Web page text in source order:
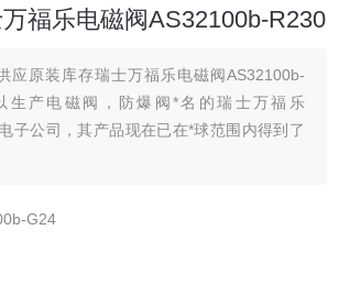
福乐电磁阀AS32100b-R230
应原装库存瑞士万福乐电磁阀AS32100b-
生产电磁阀，防爆阀*名的瑞士万福乐
子公司，其产品现在已在*球范围内得到了
G24